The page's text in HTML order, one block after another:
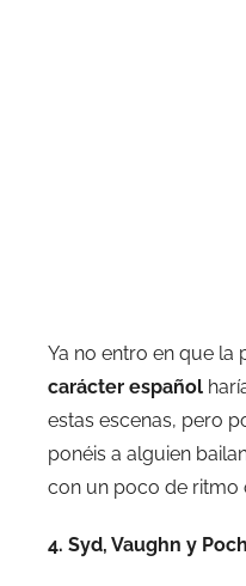
Ya no entro en que la
carácter español
estas escenas, pero
ponéis a alguien
con un poco de ritmo
4. Syd, Vaughn y